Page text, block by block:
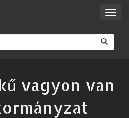
vagyon van